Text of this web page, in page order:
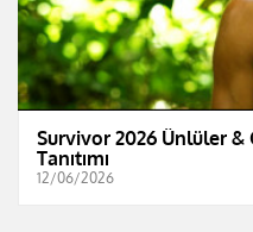
Survivor 2026 Ünlüler &
Tanıtımı
12/06/2026